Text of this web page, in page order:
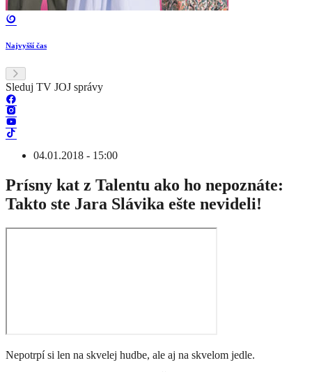
Najvyšší čas
Sleduj TV JOJ správy
04.01.2018 - 15:00
Prísny kat z Talentu ako ho nepoznáte:
Takto ste Jara Slávika ešte nevideli!
Nepotrpí si len na skvelej hudbe, ale aj na skvelom jedle.